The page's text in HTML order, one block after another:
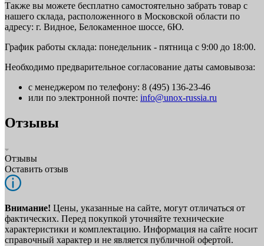
Также вы можете бесплатно самостоятельно забрать товар с
нашего склада, расположенного в Московской области по
адресу: г. Видное, Белокаменное шоссе, 6Ю.
График работы склада: понедельник - пятница с 9:00 до 18:00.
Необходимо предварительное согласование даты самовывоза:
с менеджером по телефону: 8 (495) 136-23-46
или по электронной почте: info@unox-russia.ru
Отзывы
Отзывы
Оставить отзыв
Внимание! Цены, указанные на сайте, могут отличаться от
фактических. Перед покупкой уточняйте технические
характеристики и комплектацию. Информация на сайте носит
справочный характер и не является публичной офертой.